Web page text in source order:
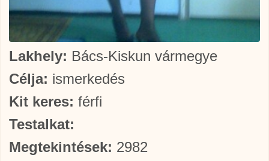
Lakhely: Bács-Kiskun vármegye
Célja: ismerkedés
Kit keres: férfi
Testalkat:
Megtekintések: 2982